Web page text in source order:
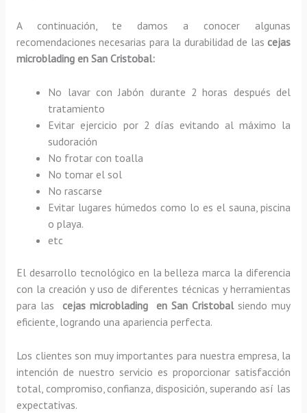
A continuación, te damos a conocer algunas
recomendaciones necesarias para la durabilidad de lascejas
microblading en San Cristobal:
No lavar con Jabón durante 2 horas después del
tratamiento
Evitar ejercicio por 2 días evitando al máximo la
sudoración
No frotar con toalla
No tomar el sol
No rascarse
Evitar lugares húmedos como lo es el sauna, piscina
o playa.
etc
El desarrollo tecnológico en la belleza marca la diferencia
con la creación y uso de diferentes técnicas y herramientas
para las cejas microblading en San Cristobalsiendo muy
eficiente, logrando una apariencia perfecta.
Los clientes son muy importantes para nuestra empresa, la
intención de nuestro servicio es proporcionar satisfacción
total, compromiso, confianza, disposición, superando así las
expectativas.